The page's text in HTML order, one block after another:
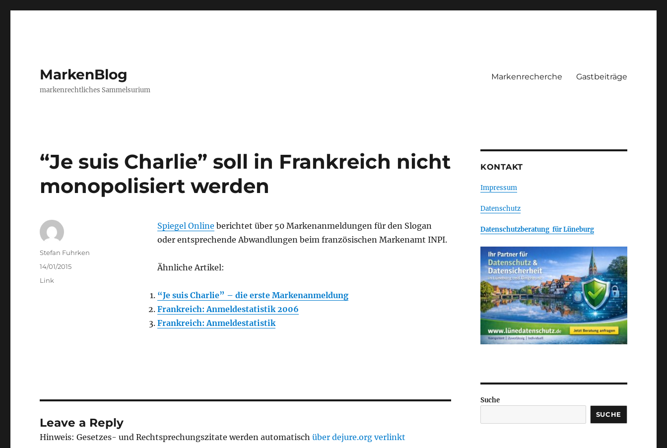
MarkenBlog
markenrechtliches Sammelsurium
Markenrecherche Gastbeiträge
“Je suis Charlie” soll in Frankreich nicht
monopolisiert werden
Spiegel Online berichtet über 50 Markenanmeldungen für den Slogan
oder entsprechende Abwandlungen beim französischen Markenamt INPI.
Ähnliche Artikel:
“Je suis Charlie” – die erste Markenanmeldung
Frankreich: Anmeldestatistik 2006
Frankreich: Anmeldestatistik
Author
Stefan Fuhrken
Posted
on
14/01/2015
Categories
Link
Leave a Reply
Hinweis: Gesetzes- und Rechtsprechungszitate werden automatischüber dejure.org verlinkt
KONTAKT
Impressum
Datenschutz
Datenschutzberatung für Lüneburg
Suche
SUCHE